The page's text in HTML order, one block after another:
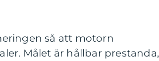
så att motorn
Målet är hållbar prestanda,